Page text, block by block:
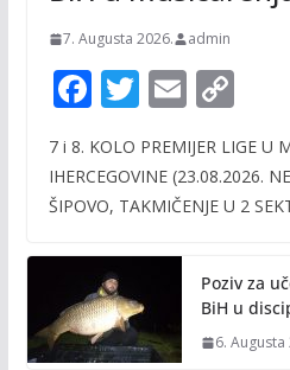
7. Augusta 2026. admin
F
e
b
o
k
T
itt
er
E
ai
l
C
p
y
n
k
7 i 8. KOLO PREMIJER LIGE U
IHERCEGOVINE (23.08.2026.
ŠIPOVO, TAKMIČENJE U 2
Poziv za
BiH u
6. Augusta